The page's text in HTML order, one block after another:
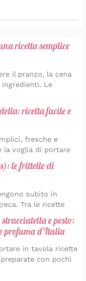
ricetta semplice
il pranzo, la cena
Le
ricetta facile e
fresche e
la voglia di portare
le frittelle di
subito in
Tra le ricette
e pesto:
profuma d’Italia
in tavola ricette
con pochi